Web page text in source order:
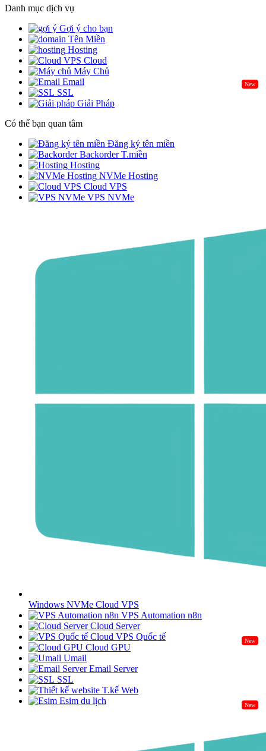
Danh mục dịch vụ
Gợi ý cho bạn
Tên Miền
Hosting
Cloud
Máy Chủ
New
Email
SSL
Giải Pháp
Có thể bạn quan tâm
Đăng ký tên miền
Backorder T.miền
Hosting
NVMe Hosting
Cloud VPS
VPS NVMe
Windows NVMe Cloud VPS
VPS Automation n8n
Cloud Server
Cloud VPS Quốc tế
New
Cloud GPU
Umail
Email Server
SSL
T.kế Web
Esim du lịch
New